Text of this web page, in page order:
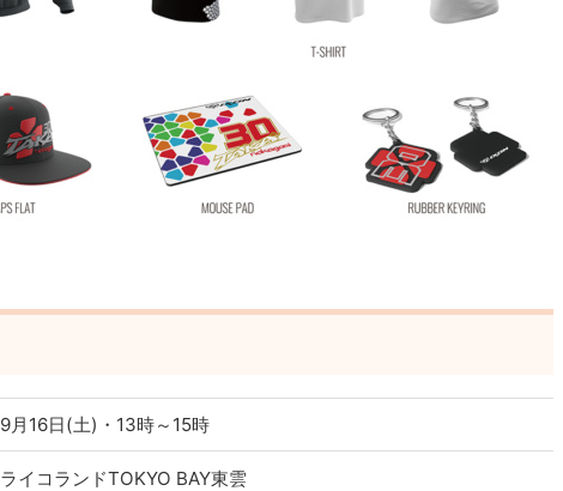
9月16日(土)・13時～15時
ライコランドTOKYO BAY東雲